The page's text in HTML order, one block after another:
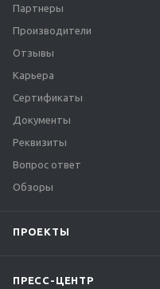
Партнеры
Производители
Отзывы
Карьера
Сертификаты
Документы
Реквизиты
Вопрос ответ
Обзоры
ПРОЕКТЫ
ПРЕСС-ЦЕНТР